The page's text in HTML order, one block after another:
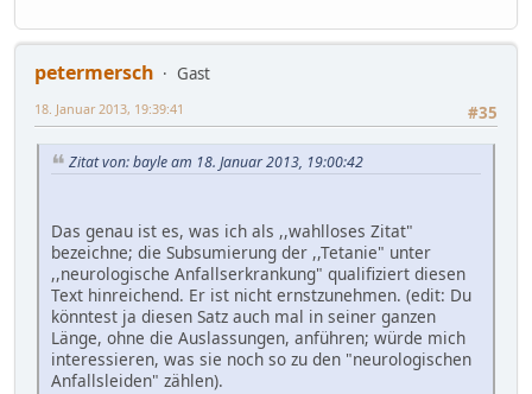
petermersch
Gast
#35
18. Januar 2013, 19:39:41
Zitat von: bayle am 18. Januar 2013, 19:00:42
Das genau ist es, was ich als ,,wahlloses Zitat"
bezeichne; die Subsumierung der ,,Tetanie" unter
,,neurologische Anfallserkrankung" qualifiziert diesen
Text hinreichend. Er ist nicht ernstzunehmen. (edit: Du
könntest ja diesen Satz auch mal in seiner ganzen
Länge, ohne die Auslassungen, anführen; würde mich
interessieren, was sie noch so zu den "neurologischen
Anfallsleiden" zählen).